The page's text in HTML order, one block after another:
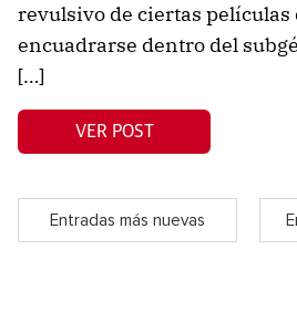
revulsivo de ciertas películas
encuadrarse dentro del
[…]
VER POST
Entradas más nuevas